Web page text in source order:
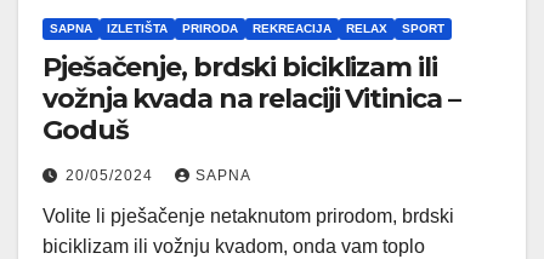
SAPNA IZLETIŠTA PRIRODA REKREACIJA RELAX SPORT
Pješačenje, brdski biciklizam ili
vožnja kvada na relaciji Vitinica –
Goduš
20/05/2024 SAPNA
Volite li pješačenje netaknutom prirodom, brdski
biciklizam ili vožnju kvadom, onda vam toplo